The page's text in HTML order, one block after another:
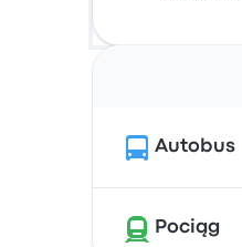
Autobus
Pociąg